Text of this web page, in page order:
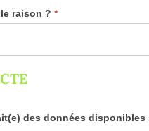
raison ? *
des données disponibles